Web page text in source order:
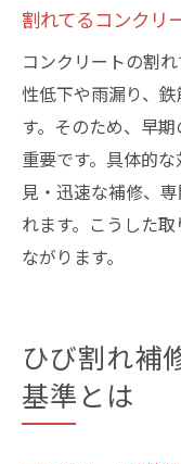
コンクリ
初心者で
DIY補修
点
危険度を見極
コンク
ト
コンクリ
基準
コンク
割れてるコンクリ
コンクリートの割
性低下や雨漏り、
す。そのため、早
重要です。具体的
見・迅速な補修、
れます。こうした
ながります。
ひび割れ補
基準とは